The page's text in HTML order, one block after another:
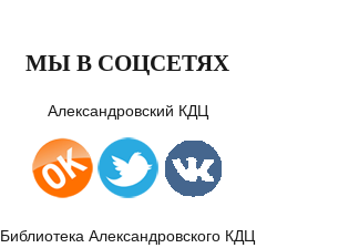
МЫ В СОЦСЕТЯХ
Александровский КДЦ
Библиотека Александровского КДЦ